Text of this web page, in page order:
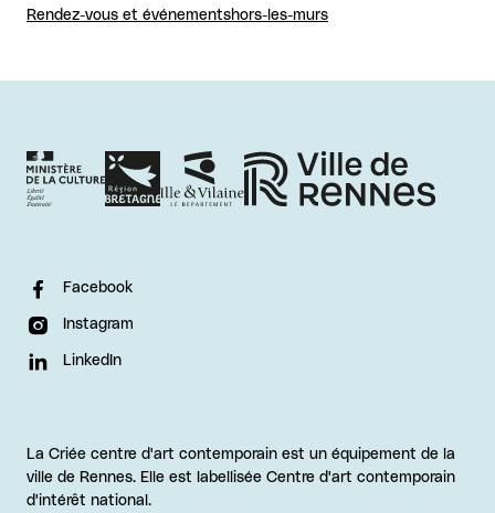
Rendez-vous et événementshors-les-murs
Facebook
Instagram
LinkedIn
La Criée centre d'art contemporain est un équipement de la
ville de Rennes. Elle est labellisée Centre d'art contemporain
d'intérêt national.